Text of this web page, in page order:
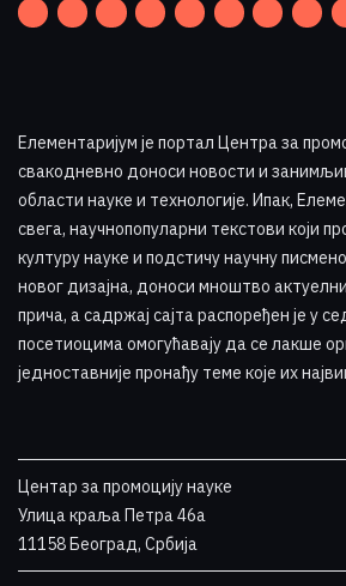
Елементаријум је портал Центра за
свакодневно доноси новости и
области науке и технологије. Ипак,
свега, научнопопуларни текстови који
културу науке и подстичу научну
новог дизајна, доноси мноштво
прича, а садржај сајта распоређен је у
посетиоцима омогућавају да се лакше
једноставније пронађу теме које их
Центар за промоцију науке
Улица краља Петра 46a
11158 Београд, Србија